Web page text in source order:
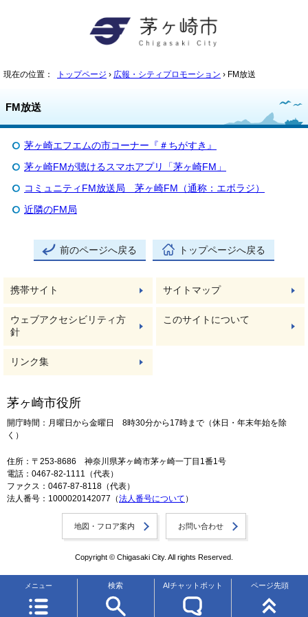
現在の位置： トップページ › 広報・シティプロモーション › FM放送
FM放送
茅ヶ崎エフエムの市コーナー『＃ちがすき』
茅ヶ崎FMが聴けるスマホアプリ「茅ヶ崎FM」
コミュニティFM放送局 茅ヶ崎FM（通称：エボラジ）
近隣のFM局
前のページへ戻る トップページへ戻る
メニュー 検索 AIチャットボット ページ先頭
携帯サイト サイトマップ
ウェブアクセシビリティ方
針
このサイトについて
リンク集
茅ヶ崎市役所
開庁時間：月曜日から金曜日 8時30分から17時まで（休日・年末年始を除
く）
住所：〒253-8686 神奈川県茅ヶ崎市茅ヶ崎一丁目1番1号
電話：0467-82-1111（代表）
ファクス：0467-87-8118（代表）
法人番号：1000020142077（法人番号について ）
地図・フロア案内 お問い合わせ
Copyright © Chigasaki City. All rights Reserved.